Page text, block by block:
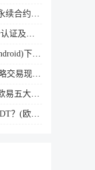
Web端)
置教程
图文教程
手操作流程
品详细介绍
易所为例)